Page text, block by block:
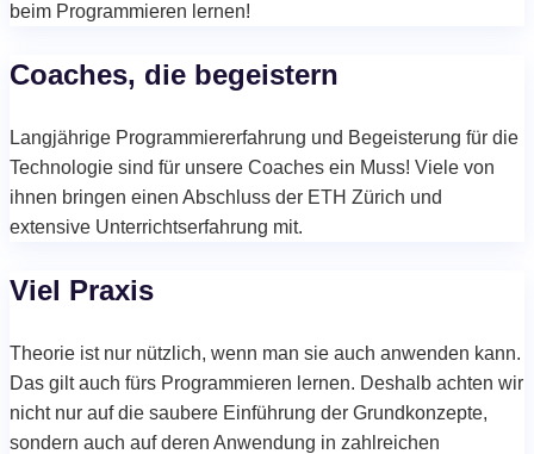
beim Programmieren lernen!
Coaches, die begeistern
Langjährige Programmiererfahrung und Begeisterung für die
Technologie sind für unsere Coaches ein Muss! Viele von
ihnen bringen einen Abschluss der ETH Zürich und
extensive Unterrichtserfahrung mit.
Viel Praxis
Theorie ist nur nützlich, wenn man sie auch anwenden kann.
Das gilt auch fürs Programmieren lernen. Deshalb achten wir
nicht nur auf die saubere Einführung der Grundkonzepte,
sondern auch auf deren Anwendung in zahlreichen